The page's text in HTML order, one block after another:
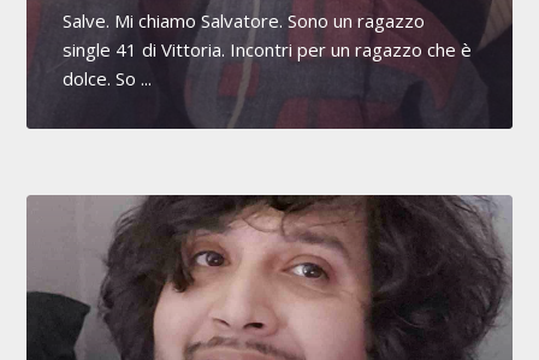
Salve. Mi chiamo Salvatore. Sono un ragazzo
single 41 di Vittoria. Incontri per un ragazzo che è
dolce. So ...